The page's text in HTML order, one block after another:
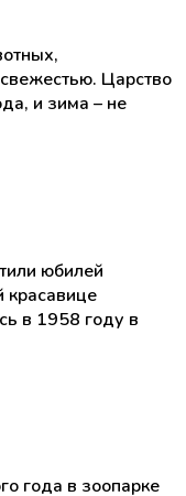
Царство
и зима – не
юбилей
красавице
в 1958 году в
года в зоопарке